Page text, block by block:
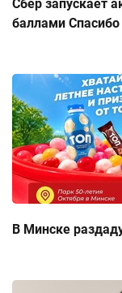
Сбер запускает
баллами Спасибо
В Минске